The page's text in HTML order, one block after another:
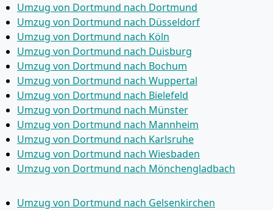
Umzug von Dortmund nach Dortmund
Umzug von Dortmund nach Düsseldorf
Umzug von Dortmund nach Köln
Umzug von Dortmund nach Duisburg
Umzug von Dortmund nach Bochum
Umzug von Dortmund nach Wuppertal
Umzug von Dortmund nach Bielefeld
Umzug von Dortmund nach Münster
Umzug von Dortmund nach Mannheim
Umzug von Dortmund nach Karlsruhe
Umzug von Dortmund nach Wiesbaden
Umzug von Dortmund nach Mönchen­gladbach
Umzug von Dortmund nach Gelsenkirchen